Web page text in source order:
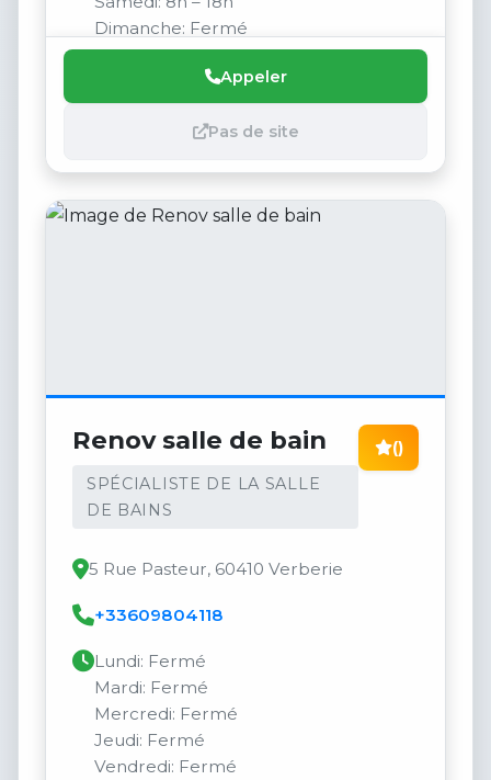
Dimanche: Fermé
Appeler
Pas de site
Renov salle de bain
SPÉCIALISTE DE LA SALLE
DE BAINS
()
5 Rue Pasteur, 60410 Verberie
+33609804118
Lundi: Fermé
Mardi: Fermé
Mercredi: Fermé
Jeudi: Fermé
Vendredi: Fermé